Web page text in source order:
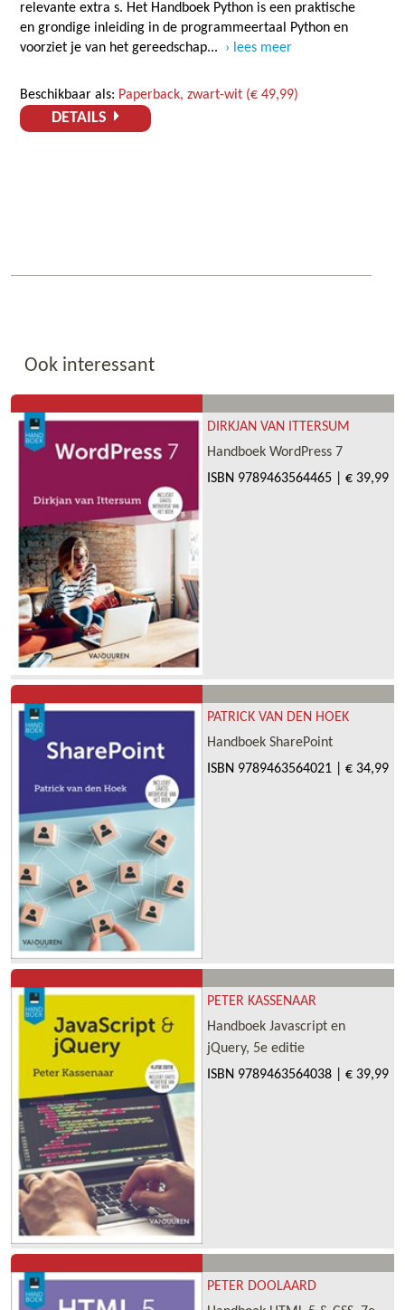
relevante extra s. Het Handboek Python is een praktische
en grondige inleiding in de programmeertaal Python en
voorziet je van het gereedschap...
lees meer
Beschikbaar als: Paperback, zwart-wit (€ 49,99)
DETAILS
Ook interessant
DIRKJAN VAN ITTERSUM
Handboek WordPress 7
ISBN 9789463564465 € 39,99
PATRICK VAN DEN HOEK
Handboek SharePoint
ISBN 9789463564021 € 34,99
PETER KASSENAAR
Handboek Javascript en
jQuery, 5e editie
ISBN 9789463564038 € 39,99
PETER DOOLAARD